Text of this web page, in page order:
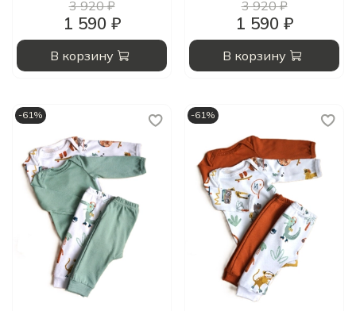
3 920 ₽
1 590 ₽
В корзину
3 920 ₽
1 590 ₽
В корзину
-61% -61%